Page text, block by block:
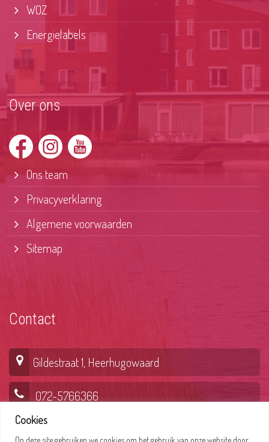
Cookies
Op deze site gebruiken we cookies om het gebruik van onze website door
WOZ
Energielabels
Over ons
Ons team
Privacyverklaring
Algemene voorwaarden
Sitemap
Contact
Gildestraat 1, Heerhugowaard
072-5766366